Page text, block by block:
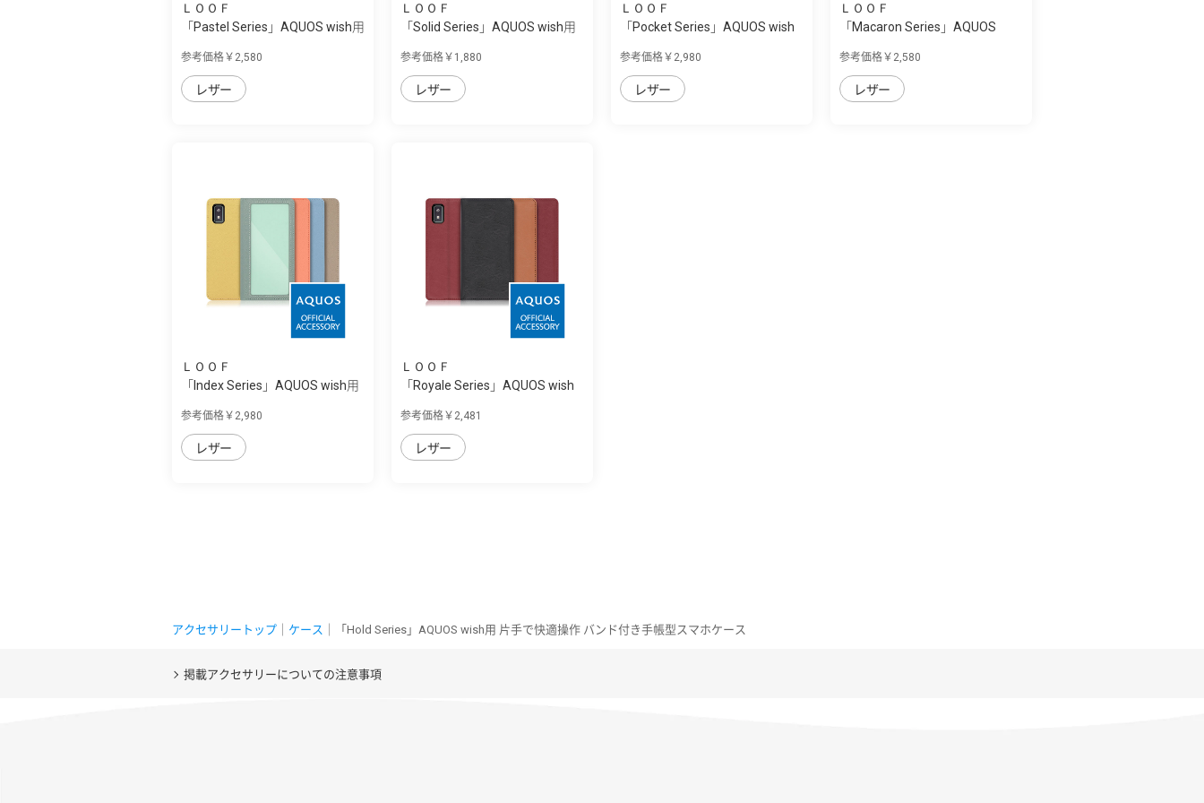
ＬＯＯＦ
「Pastel Series」AQUOS wish用
参考価格￥2,580
レザー
ＬＯＯＦ
「Solid Series」AQUOS wish用
参考価格￥1,880
レザー
ＬＯＯＦ
「Pocket Series」AQUOS wish
参考価格￥2,980
レザー
ＬＯＯＦ
「Macaron Series」AQUOS
参考価格￥2,580
レザー
ＬＯＯＦ
「Index Series」AQUOS wish用
参考価格￥2,980
レザー
ＬＯＯＦ
「Royale Series」AQUOS wish
参考価格￥2,481
レザー
アクセサリートップ ケース ｜「Hold Series」AQUOS wish用 片手で快適操作 バンド付き手帳型スマホケース
掲載アクセサリーについての注意事項